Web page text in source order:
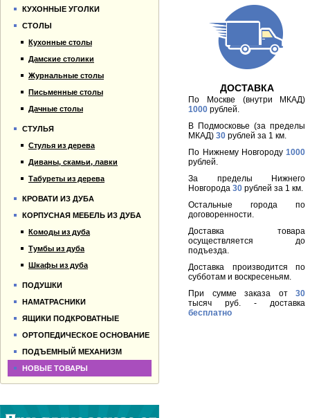
ДОСТАВКА
По Москве (внутри МКАД)
1000 рублей.
В Подмосковье (за пределы
МКАД)30 рублей за 1 км.
По Нижнему Новгороду1000
рублей.
За пределы Нижнего
Новгорода30 рублей за 1 км.
Остальные города по
договоренности.
Доставка товара
осуществляется до
подъезда.
Доставка производится по
субботам и воскресеньям.
При сумме заказа от30
тысяч руб. - доставка
бесплатно
КУХОННЫЕ УГОЛКИ
СТОЛЫ
Кухонные столы
Дамские столики
Журнальные столы
Письменные столы
Дачные столы
СТУЛЬЯ
Стулья из дерева
Диваны, скамьи, лавки
Табуреты из дерева
КРОВАТИ ИЗ ДУБА
КОРПУСНАЯ МЕБЕЛЬ ИЗ ДУБА
Комоды из дуба
Тумбы из дуба
Шкафы из дуба
ПОДУШКИ
НАМАТРАСНИКИ
ЯЩИКИ ПОДКРОВАТНЫЕ
ОРТОПЕДИЧЕСКОЕ ОСНОВАНИЕ
ПОДЪЕМНЫЙ МЕХАНИЗМ
НОВЫЕ ТОВАРЫ